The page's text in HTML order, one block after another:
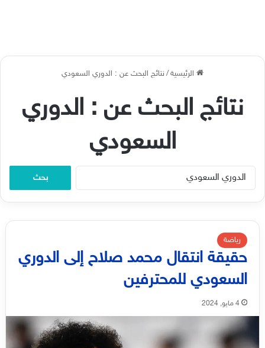
الرئيسية/ نتائج البحث عن : الدوري السعودي
نتائج البحث عن : الدوري
السعودي
رياضة
حقيقة انتقال محمد صلاح إلى الدوري
السعودي للمحترفين
4 مايو, 2024